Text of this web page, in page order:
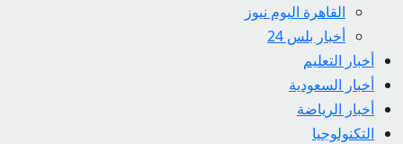
القاهرة اليوم نيوز
أخبار بلس 24
أخبار التعليم
أخبار السعودية
أخبار الرياضة
التكنولوجيا